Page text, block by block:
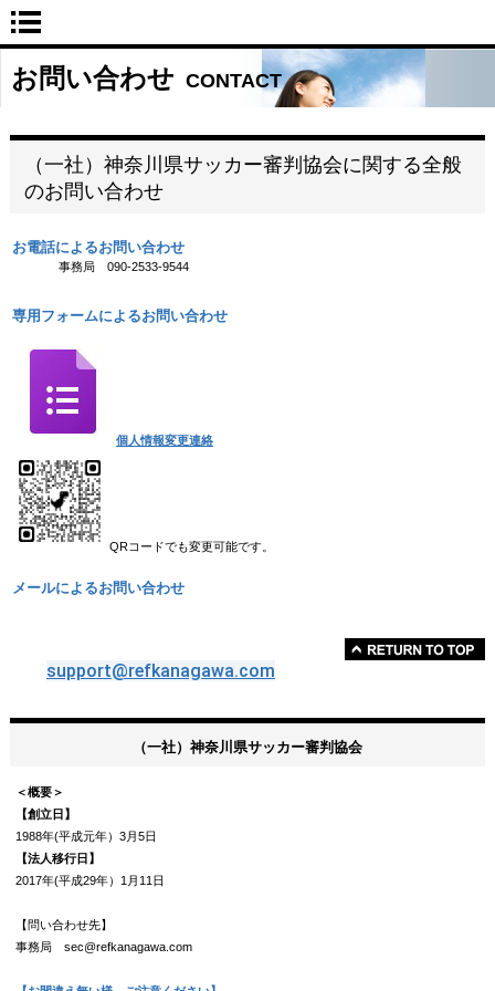
お問い合わせ CONTACT
（一社）神奈川県サッカー審判協会に関する全般
のお問い合わせ
お電話によるお問い合わせ
事務局 090-2533-9544
専用フォームによるお問い合わせ
個人情報変更連絡
QRコードでも変更可能です。
メールによるお問い合わせ
support@refkanagawa.com
（一社）神奈川県サッカー審判協会
＜概要＞
【創立日】
1988年(平成元年）3月5日
【法人移行日】
2017年(平成29年）1月11日
【問い合わせ先】
事務局 sec@refkanagawa.com